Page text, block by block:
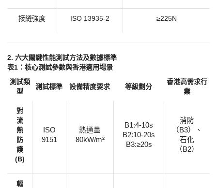
接縫強度 ISO 13935-2 ≥225N
​2. 六大關鍵性能測試方法及數據標準
​表1：核心測試參數與香港適用場景​
測試類
型
測試標準 設備精度要求 等級劃分
香港高需求行
業
​對
流
熱
防
護
(B)​
ISO
9151
熱通量
80kW/m²
B1:4-10s
B2:10-20s
B3:≥20s
消防
（B3）、
石化
（B2）
​輻